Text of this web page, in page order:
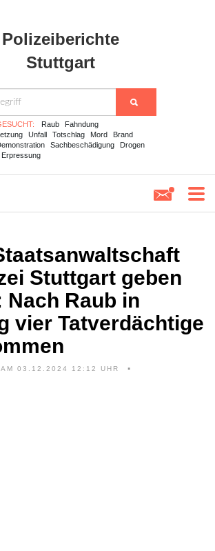
Polizeiberichte
Stuttgart
Raub
Fahndung
Unfall Totschlag Mord
Brand
Sachbeschädigung
Drogen
Erpressung
Stuttgart geben
Nach Raub in
vier Tatverdächtige
AM 03.12.2024 12:12 UHR